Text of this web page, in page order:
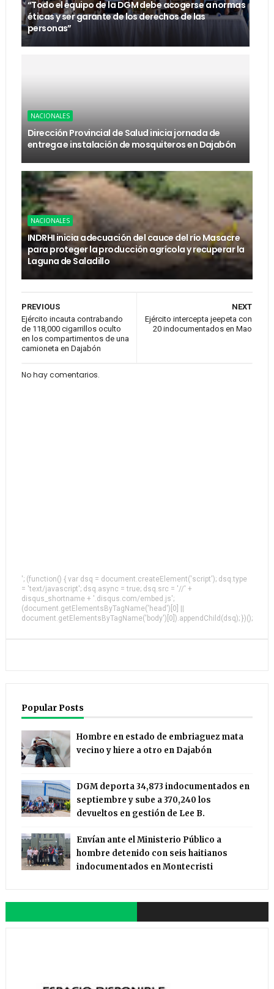
“Todo el equipo de la DGM debe acogerse a normas
éticas y ser garante de los derechos de las
personas”
NACIONALES
Dirección Provincial de Salud inicia jornada de
entrega e instalación de mosquiteros en Dajabón
NACIONALES
INDRHI inicia adecuación del cauce del río Masacre
para proteger la producción agrícola y recuperar la
Laguna de Saladillo
NEXT
Ejército intercepta jeepeta con
20 indocumentados en Mao
PREVIOUS
Ejército incauta contrabando
de 118,000 cigarrillos oculto
en los compartimentos de una
camioneta en Dajabón
No hay comentarios.
'; (function() { var dsq = document.createElement('script'); dsq.type
= 'text/javascript'; dsq.async = true; dsq.src = '//' +
disqus_shortname + '.disqus.com/embed.js';
(document.getElementsByTagName('head')[0] ||
document.getElementsByTagName('body')[0]).appendChild(dsq); })();
Popular Posts
Hombre en estado de embriaguez mata
vecino y hiere a otro en Dajabón
DGM deporta 34,873 indocumentados en
septiembre y sube a 370,240 los
devueltos en gestión de Lee B.
Envían ante el Ministerio Público a
hombre detenido con seis haitianos
indocumentados en Montecristi